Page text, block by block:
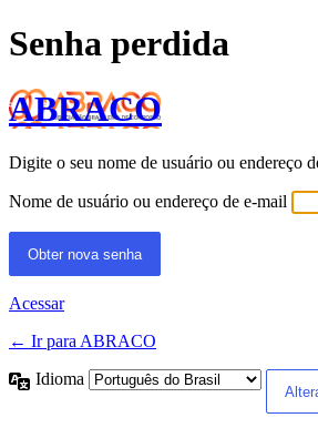
Senha perdida
ABRACO
Digite o seu nome de usuário ou endereço
Nome de usuário ou endereço de e-mail
Acessar
← Ir para ABRACO
Idioma